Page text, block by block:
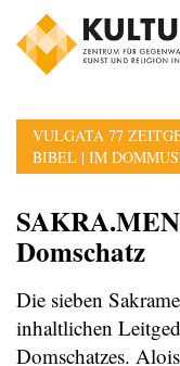
VULGATA 77
BIBEL | IM
Domschatz
Die sieben
inhaltlichen
Domschatzes.